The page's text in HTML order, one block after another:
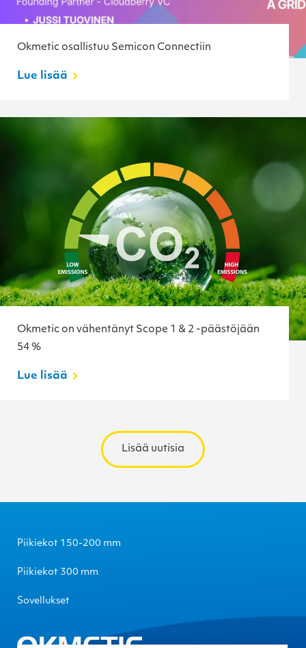
Okmetic osallistuu Semicon Connectiin
Lue lisää
Okmetic on vähentänyt Scope 1 & 2 -päästöjään
54 %
Lue lisää
Lisää uutisia
Piikiekot 150-200 mm
Piikiekot 300 mm
Sovellukset